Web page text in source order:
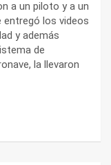
a un piloto y a un
entregó los videos
y además
de
la llevaron